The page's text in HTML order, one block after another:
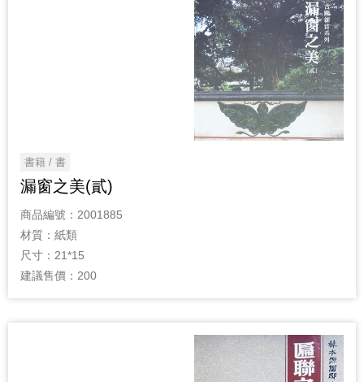
書籍 / 書
漏窗之美(貳)
商品編號： 2001885
材質： 紙類
尺寸： 21*15
建議售價： 200